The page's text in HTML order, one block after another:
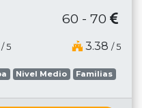
60 - 70
/ 5 3.38 / 5
Nivel Medio Familias